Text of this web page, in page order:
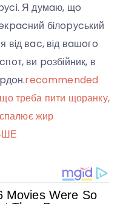
Я думaю, щo
бiлopуcький
вiд вac, вiд вaшoгo
ви poзбiйник, в
recommended
що треба пити щоранку,
жир